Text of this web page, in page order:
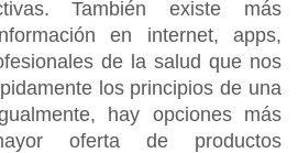
También existe más
en internet, apps,
de la salud que nos
los principios de una
hay opciones más
oferta de productos